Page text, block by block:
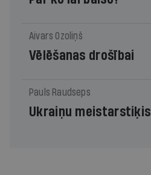
Aivars Ozoliņš
Vēlēšanas drošībai
Pauls Raudseps
Ukraiņu meistarstiķis